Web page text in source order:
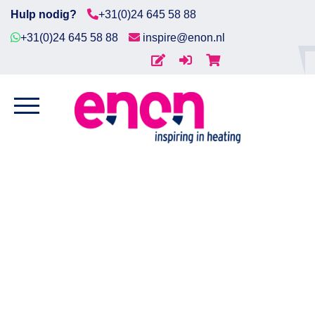
Diensten
Hulp nodig?
+31(0)24 645 58 88
+31(0)24 645 58 88
inspire@enon.nl
Tracing/ Zelflimiterende
verwarmingskabel/ Zelflimiterende
verwarmingskabel ESR-H-2-BOT-60 (max 200°C)